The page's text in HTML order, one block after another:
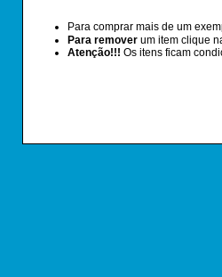
Para comprar mais de um
Para remover um item clique
Atenção!!! Os itens ficam